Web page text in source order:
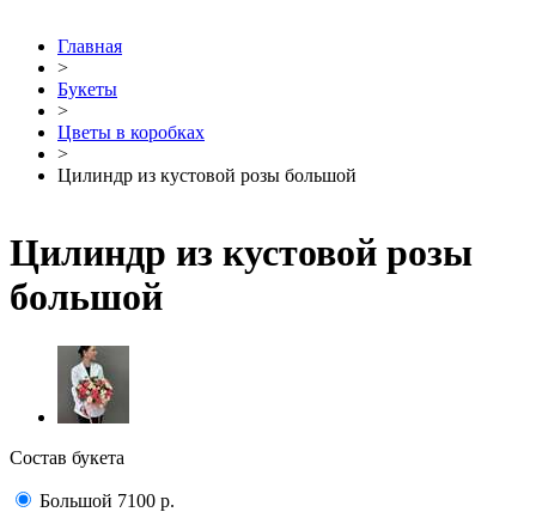
Главная
>
Букеты
>
Цветы в коробках
>
Цилиндр из кустовой розы большой
Цилиндр из кустовой розы
большой
Состав букета
Большой 7100 р.